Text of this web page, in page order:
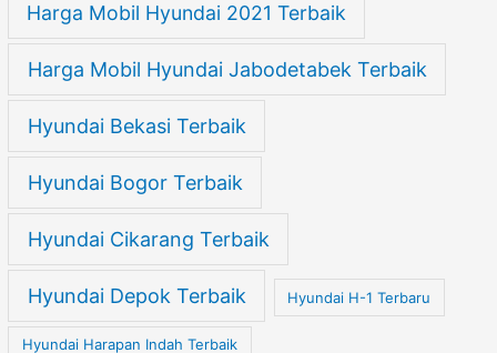
Harga Mobil Hyundai 2021 Terbaik
Harga Mobil Hyundai Jabodetabek Terbaik
Hyundai Bekasi Terbaik
Hyundai Bogor Terbaik
Hyundai Cikarang Terbaik
Hyundai Depok Terbaik Hyundai H-1 Terbaru
Hyundai Harapan Indah Terbaik